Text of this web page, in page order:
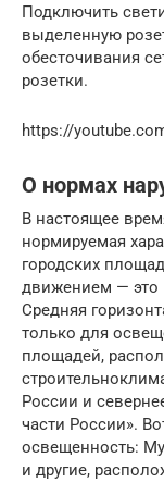
Подключить
выделенную
обесточивания
розетки.
https://
О нормах
В настоящее
нормируемая
городских
движением — это
Средняя
только для
площадей,
России и
части России».
освещенность:
и другие,